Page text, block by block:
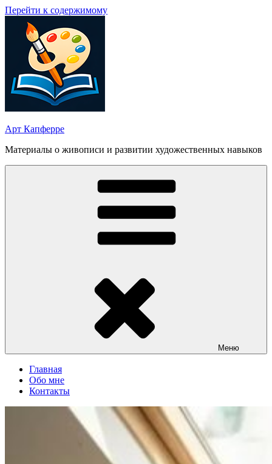
Перейти к содержимому
Арт Капферре
Материалы о живописи и развитии художественных навыков
Меню
Главная
Обо мне
Контакты